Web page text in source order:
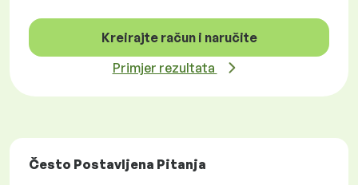
Kreirajte račun i naručite
Primjer rezultata
Često Postavljena Pitanja